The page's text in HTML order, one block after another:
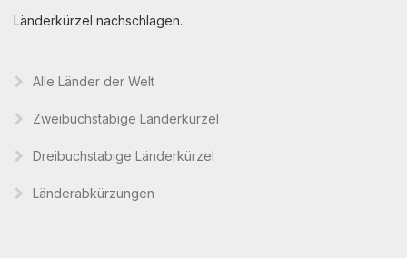
Länderkürzel nachschlagen.
Alle Länder der Welt
Zweibuchstabige Länderkürzel
Dreibuchstabige Länderkürzel
Länderabkürzungen